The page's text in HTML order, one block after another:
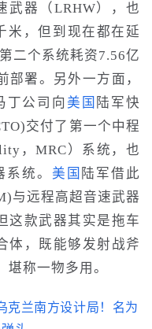
武器（LRHW），也
米，但到现在都在延
二个系统耗资7.56亿
部署。 另外一方面，
丁公司向 美国 陆军快
交付了第一个中程
，MRC）系统，也
统。 美国 陆军借此
与远程高超音速武器
这款武器其实是拖车
体，既能够发射战斧
称一物多用。